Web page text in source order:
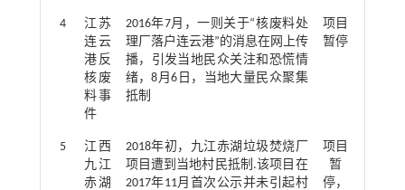
4
江苏
连云
港反
核废
料事
件
2016年7月，一则关于“核废料处
理厂落户连云港”的消息在网上传
播，引发当地民众关注和恐慌情
绪，8月6日，当地大量民众聚集
抵制
项目
暂停
5
江西
九江
赤湖
2018年初，九江赤湖垃圾焚烧厂
项目遭到当地村民抵制.该项目在
2017年11月首次公示并未引起村
项目
暂
停，